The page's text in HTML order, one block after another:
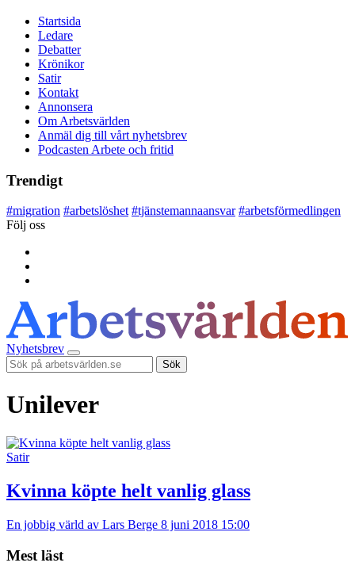
Startsida
Ledare
Debatter
Krönikor
Satir
Kontakt
Annonsera
Om Arbetsvärlden
Anmäl dig till vårt nyhetsbrev
Podcasten Arbete och fritid
Trendigt
#migration #arbetslöshet #tjänstemannaansvar #arbetsförmedlingen
Följ oss
Nyhetsbrev
Sök
Unilever
Satir
Kvinna köpte helt vanlig glass
En jobbig värld av Lars Berge 8 juni 2018 15:00
Mest läst